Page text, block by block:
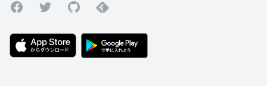
FacebookTwitterGitHubFeedly